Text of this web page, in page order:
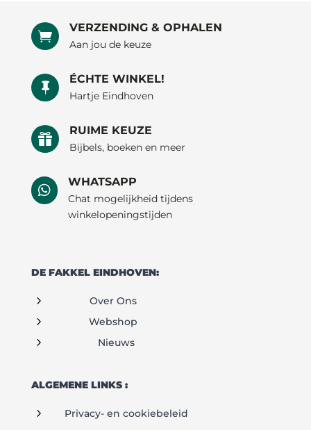

VERZENDING & OPHALEN
Aan jou de keuze

ÉCHTE WINKEL!
Hartje Eindhoven

RUIME KEUZE
Bijbels, boeken en meer

WHATSAPP
Chat mogelijkheid tijdens
winkelopeningstijden
DE FAKKEL EINDHOVEN:
5 Over Ons
5 Webshop
5 Nieuws
ALGEMENE LINKS :
5 Privacy- en cookiebeleid